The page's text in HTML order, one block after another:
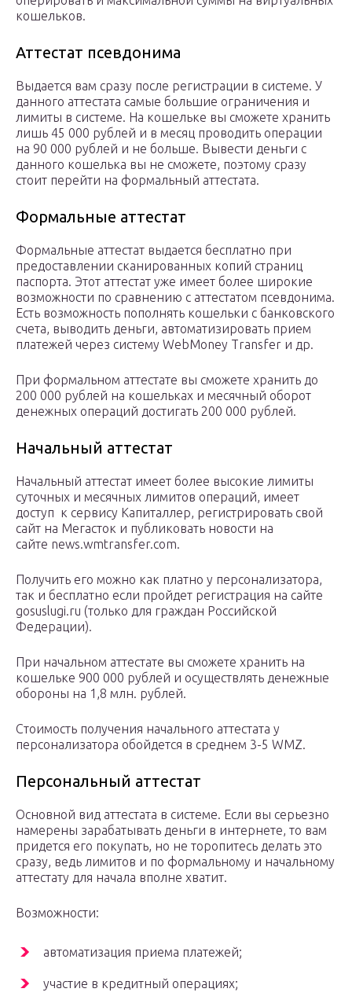
кошельков.
Аттестат псевдонима
Выдается вам сразу после регистрации в системе. У
данного аттестата самые большие ограничения и
лимиты в системе. На кошельке вы сможете хранить
лишь 45 000 рублей и в месяц проводить операции
на 90 000 рублей и не больше. Вывести деньги с
данного кошелька вы не сможете, поэтому сразу
стоит перейти на формальный аттестата.
Формальные аттестат
Формальные аттестат выдается бесплатно при
предоставлении сканированных копий страниц
паспорта. Этот аттестат уже имеет более широкие
возможности по сравнению с аттестатом псевдонима.
Есть возможность пополнять кошельки с банковского
счета, выводить деньги, автоматизировать прием
платежей через систему WebMoney Transfer и др.
При формальном аттестате вы сможете хранить до
200 000 рублей на кошельках и месячный оборот
денежных операций достигать 200 000 рублей.
Начальный аттестат
Начальный аттестат имеет более высокие лимиты
суточных и месячных лимитов операций, имеет
доступ к сервису Капиталлер, регистрировать свой
сайт на Мегасток и публиковать новости на
сайте news.wmtransfer.com.
Получить его можно как платно у персонализатора,
так и бесплатно если пройдет регистрация на сайте
gosuslugi.ru (только для граждан Российской
Федерации).
При начальном аттестате вы сможете хранить на
кошельке 900 000 рублей и осуществлять денежные
обороны на 1,8 млн. рублей.
Стоимость получения начального аттестата у
персонализатора обойдется в среднем 3-5 WMZ.
Персональный аттестат
Основной вид аттестата в системе. Если вы серьезно
намерены зарабатывать деньги в интернете, то вам
придется его покупать, но не торопитесь делать это
сразу, ведь лимитов и по формальному и начальному
аттестату для начала вполне хватит.
Возможности:
автоматизация приема платежей;
участие в кредитный операциях;